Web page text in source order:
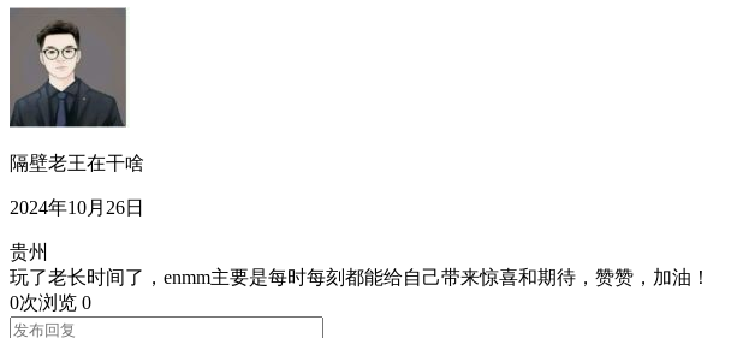
隔壁老王在干啥
2024年10月26日
贵州
玩了老长时间了，enmm主要是每时每刻都能给自己带来惊喜和期待，赞赞，加油！
0次浏览 0